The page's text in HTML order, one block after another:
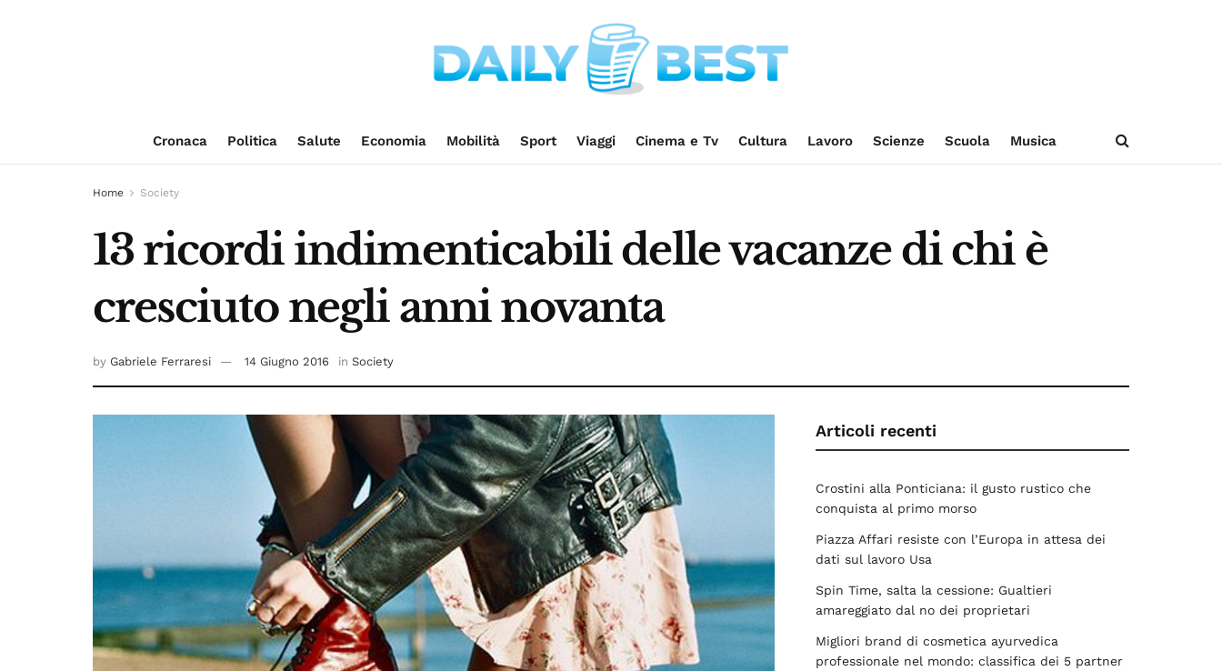
Cronaca Politica Salute Economia Mobilità Sport Viaggi Cinema e Tv Cultura Lavoro Scienze Scuola Musica
Home Society
13 ricordi indimenticabili delle vacanze di chi è
cresciuto negli anni novanta
by Gabriele Ferraresi 14 Giugno 2016 in Society
Articoli recenti
Crostini alla Ponticiana: il gusto rustico che
conquista al primo morso
Piazza Affari resiste con l’Europa in attesa dei
dati sul lavoro Usa
Spin Time, salta la cessione: Gualtieri
amareggiato dal no dei proprietari
Migliori brand di cosmetica ayurvedica
professionale nel mondo: classifica dei 5 partner